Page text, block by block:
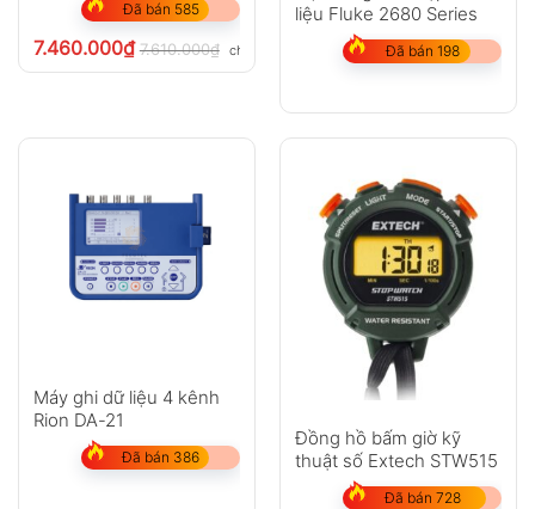
Đã bán 585
7.460.000₫ 7.610.000₫ chưa VAT 8%
liệu Fluke 2680 Series
Đã bán 198
Máy ghi dữ liệu 4 kênh
Rion DA-21
Đã bán 386
Đồng hồ bấm giờ kỹ
thuật số Extech STW515
Đã bán 728